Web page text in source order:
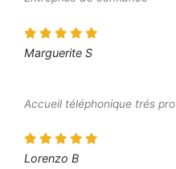
Marguerite S
Accueil téléphonique trés pro
Lorenzo B